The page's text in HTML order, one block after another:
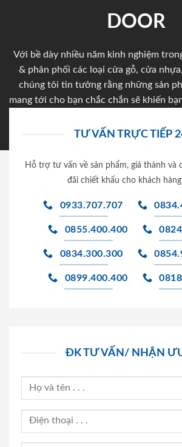
DOOR
Với bề dày nhiều năm kinh nghiệm
& phân phối các loại cửa gỗ, cửa
chúng tôi tin tưởng rằng những sản
mang tới cho bạn chắc chắn sẽ khiến
TƯ VẤN TRỰC TIẾP
Hỗ trợ tư vấn về sản phẩm, giá thành và
đãi chiết khấu cho khách
0933.707.707
0855.400.400
0834.300.300
0899.400.400
ĐK TƯ VẤN/ NHẬN